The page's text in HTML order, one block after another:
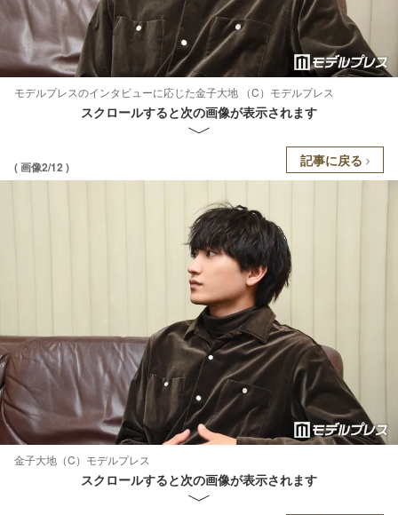
モデルプレスのインタビューに応じた金子大地 （C）モデルプレス
スクロールすると次の画像が表示されます
( 画像2/12 ) 記事に戻る
金子大地（C）モデルプレス
スクロールすると次の画像が表示されます